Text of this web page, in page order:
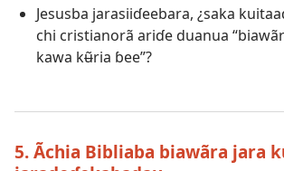
Jesusba jarasiiɗeebara, ¿saka
chi cristianorã ariɗe duanua
kawa kʉ̃ria ɓee”?
5. Ãchia Bibliaba biawãra jara